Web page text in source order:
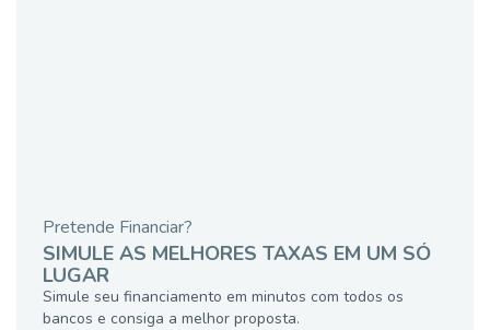
Pretende Financiar?
SIMULE AS MELHORES TAXAS EM UM SÓ
LUGAR
Simule seu financiamento em minutos com todos os
bancos e consiga a melhor proposta.